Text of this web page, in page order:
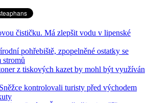
čističku. Má zlepšit vodu v lipenské
pohřebiště, zpopelněné ostatky se
stromů
z tiskových kazet by mohl být využíván
kontrolovali turisty před východem